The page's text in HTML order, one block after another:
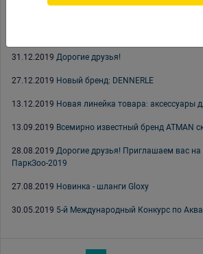
31.12.2019 Дорогие друзья!
27.12.2019 Новый бренд: DENNERLE
13.12.2019 Новая линейка товара: аксессуары
13.09.2019 Всемирно известный бренд ATMAN
28.08.2019 Дорогие друзья! Приглашаем вас на
ПаркЗоо-2019
27.08.2019 Новинка - шланги Gloxy
30.05.2019 5-й Международный Конкурс по